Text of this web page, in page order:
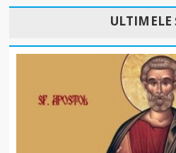
ULTIMELE